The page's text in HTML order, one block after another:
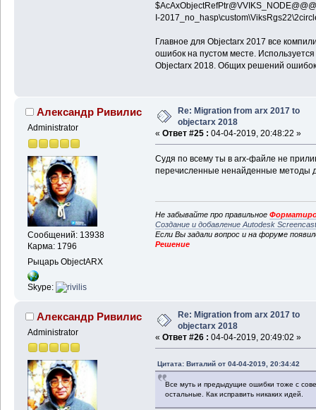
I-
Главное для Objectarx 2017 все
ошибок на пустом месте.
Objectarx 2018. Общих решений ошибок
Александр Ривилис
Administrator
Сообщений: 13938
Карма: 1796
Рыцарь ObjectARX
Skype:
Re: Migration from arx 2017 to
objectarx 2018
« Ответ #25 : 04-04-2019, 20:48:22 »
Судя по всему ты в arx-файле не
перечисленные ненайденные методы
Не забывайте про правильное
Создание и добавление Autodesk
Если Вы задали вопрос и на форуме
Решение
Александр Ривилис
Administrator
Re: Migration from arx 2017 to
objectarx 2018
« Ответ #26 : 04-04-2019, 20:49:02 »
Цитата: Виталий от 04-04-2019, 20:34:42
Все муть и предыдущие ошибки тоже с
остальные. Как исправить никаких идей.